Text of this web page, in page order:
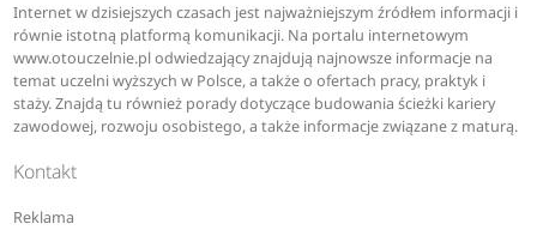
Internet w dzisiejszych czasach jest najważniejszym źródłem informacji i
równie istotną platformą komunikacji. Na portalu internetowym
www.otouczelnie.pl odwiedzający znajdują najnowsze informacje na
temat uczelni wyższych w Polsce, a także o ofertach pracy, praktyk i
staży. Znajdą tu również porady dotyczące budowania ścieżki kariery
zawodowej, rozwoju osobistego, a także informacje związane z maturą.
Kontakt
Reklama